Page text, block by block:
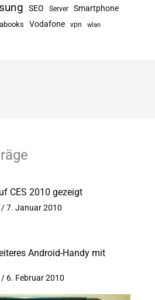
SEO Server Smartphone
Vodafone vpn wlan
CES 2010 gezeigt
7. Januar 2010
Android-Handy mit
6. Februar 2010